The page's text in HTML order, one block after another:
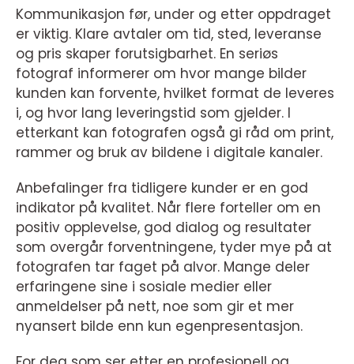
Kommunikasjon før, under og etter oppdraget
er viktig. Klare avtaler om tid, sted, leveranse
og pris skaper forutsigbarhet. En seriøs
fotograf informerer om hvor mange bilder
kunden kan forvente, hvilket format de leveres
i, og hvor lang leveringstid som gjelder. I
etterkant kan fotografen også gi råd om print,
rammer og bruk av bildene i digitale kanaler.
Anbefalinger fra tidligere kunder er en god
indikator på kvalitet. Når flere forteller om en
positiv opplevelse, god dialog og resultater
som overgår forventningene, tyder mye på at
fotografen tar faget på alvor. Mange deler
erfaringene sine i sosiale medier eller
anmeldelser på nett, noe som gir et mer
nyansert bilde enn kun egenpresentasjon.